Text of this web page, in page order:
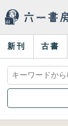
新刊 古書